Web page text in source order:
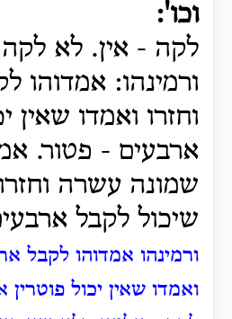
וכו':
לקה - אין. לא
ורמינהו: אמדוהו
וחזרו ואמדו שאין
ארבעים - פטור.
שמונה עשרה
שיכול לקבל
ורמינהו אמדוהו לקבל
ואמדו שאין יכול